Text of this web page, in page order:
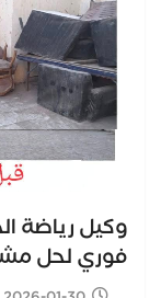
وكيل رياضة
فوري لحل